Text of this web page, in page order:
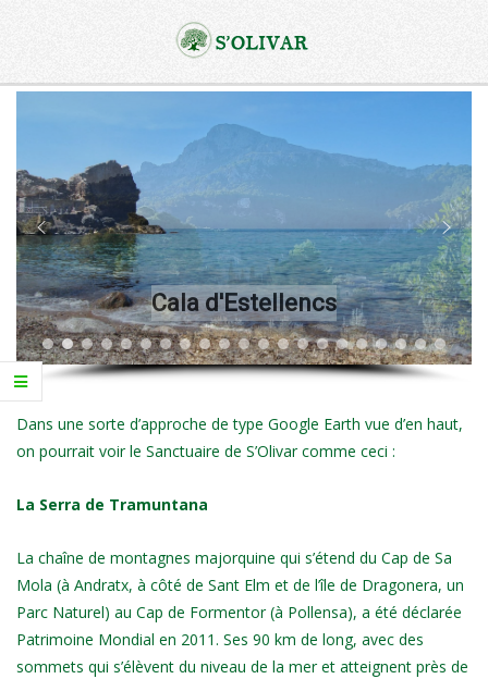
Agroturismo
S'Olivar
Primary
Cala d'Estellencs
Dans une sorte d’approche de type Google Earth vue d’en haut,
on pourrait voir le Sanctuaire de S’Olivar comme ceci :
La Serra de Tramuntana
La chaîne de montagnes majorquine qui s’étend du Cap de Sa
Mola (à Andratx, à côté de Sant Elm et de l’île de Dragonera, un
Parc Naturel) au Cap de Formentor (à Pollensa), a été déclarée
Patrimoine Mondial en 2011. Ses 90 km de long, avec des
sommets qui s’élèvent du niveau de la mer et atteignent près de